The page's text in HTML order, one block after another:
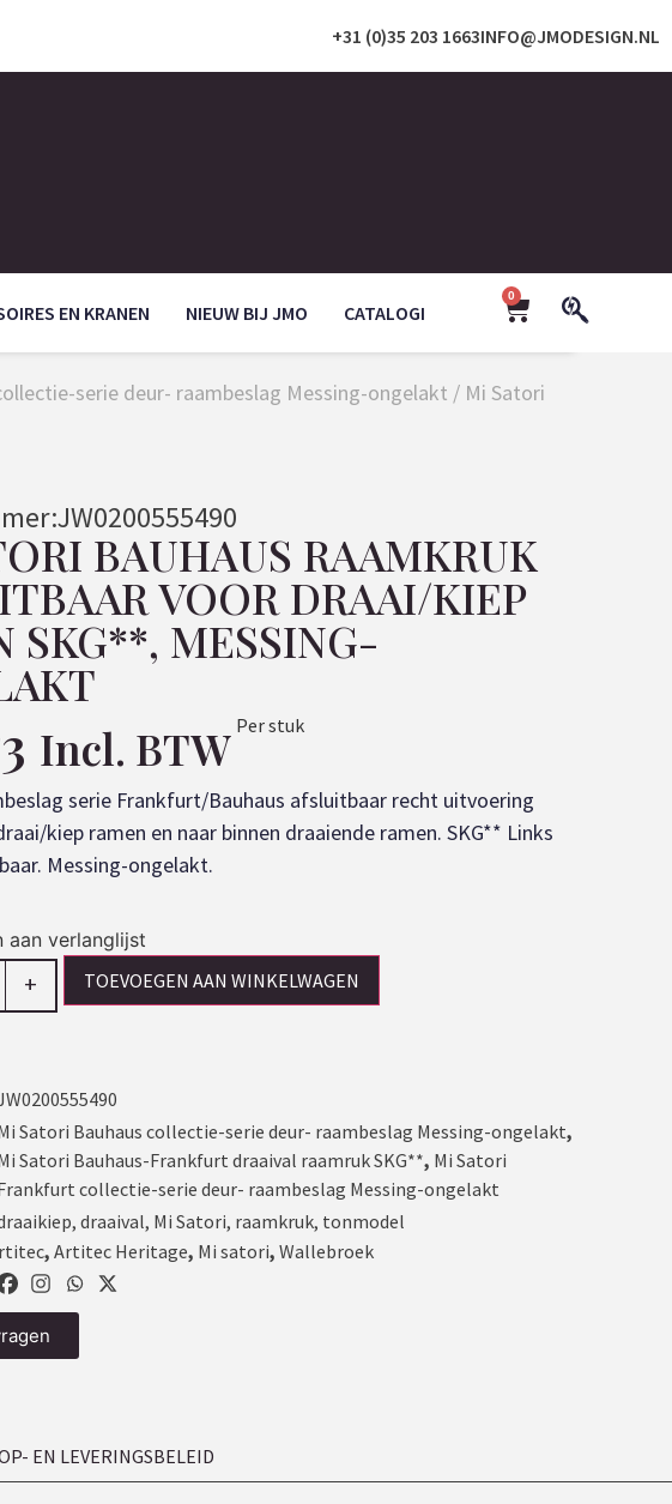
INFO@JMODESIGN.NL
+31 (0)35 203 1663
EN KRANEN NIEUW BIJ JMO CATALOGI
0
serie deur- raambeslag Messing-ongelakt / Mi Satori
JW0200555490
BAUHAUS RAAMKRUK
VOOR DRAAI/KIEP
SKG**, MESSING-
Incl. BTW Per stuk
serie Frankfurt/Bauhaus afsluitbaar recht uitvoering
kiep ramen en naar binnen draaiende ramen. SKG** Links
Messing-ongelakt.
aan verlanglijst
+ TOEVOEGEN AAN WINKELWAGEN
Satori Bauhaus collectie-serie deur- raambeslag Messing-ongelakt,
Satori Bauhaus-Frankfurt draaival raamruk SKG**, Mi Satori
collectie-serie deur- raambeslag Messing-ongelakt
, draaival, Mi Satori, raamkruk, tonmodel
, Artitec Heritage, Mi satori, Wallebroek
EN LEVERINGSBELEID